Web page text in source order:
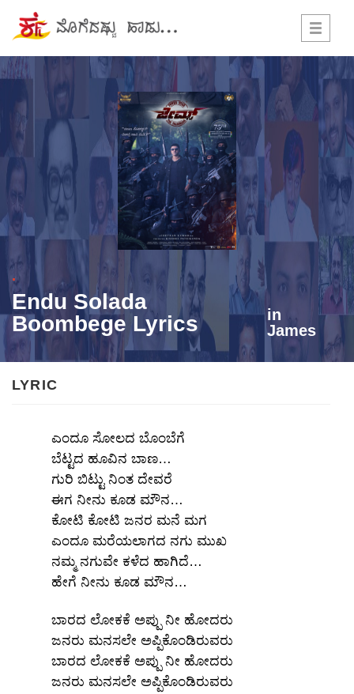
Toggle
.
Endu Solada
Boombege Lyrics
in
James
LYRIC
ಎಂದೂ ಸೋಲದ ಬೊಂಬೆಗೆ
ಬೆಟ್ಟದ ಹೂವಿನ ಬಾಣ…
ಗುರಿ ಬಿಟ್ಟು ನಿಂತ ದೇವರೆ
ಈಗ ನೀನು ಕೂಡ ಮೌನ…
ಕೋಟಿ ಕೋಟಿ ಜನರ ಮನೆ ಮಗ
ಎಂದೂ ಮರೆಯಲಾಗದ ನಗು ಮುಖ
ನಮ್ಮ ನಗುವೇ ಕಳೆದ ಹಾಗಿದೆ…
ಹೇಗೆ ನೀನು ಕೂಡ ಮೌನ…
ಬಾರದ ಲೋಕಕೆ ಅಪ್ಪು ನೀ ಹೋದರು
ಜನರು ಮನಸಲೇ ಅಪ್ಪಿಕೊಂಡಿರುವರು
ಬಾರದ ಲೋಕಕೆ ಅಪ್ಪು ನೀ ಹೋದರು
ಜನರು ಮನಸಲೇ ಅಪ್ಪಿಕೊಂಡಿರುವರು